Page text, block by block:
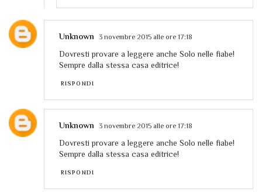
Unknown 3 novembre 2015 alle ore 17:18
Dovresti provare a leggere anche Solo nelle fiabe!
Sempre dalla stessa casa editrice!
RISPONDI
Unknown 3 novembre 2015 alle ore 17:18
Dovresti provare a leggere anche Solo nelle fiabe!
Sempre dalla stessa casa editrice!
RISPONDI